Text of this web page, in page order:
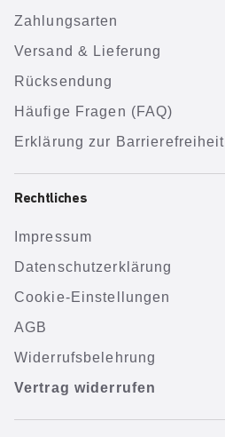
Zahlungsarten
Versand & Lieferung
Rücksendung
Häufige Fragen (FAQ)
Erklärung zur Barrierefreiheit
Rechtliches
Impressum
Datenschutzerklärung
Cookie-Einstellungen
AGB
Widerrufsbelehrung
Vertrag widerrufen